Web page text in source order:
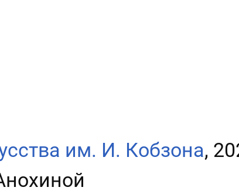
им. И. Кобзона,